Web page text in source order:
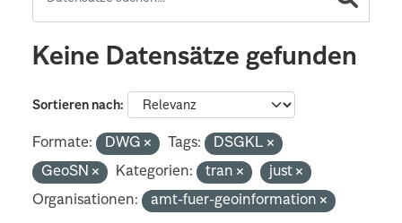
Keine Datensätze gefunden
Sortieren nach
Formate: DWG Tags:
DSGKL
GeoSN
Kategorien: tran
just
Organisationen:
amt-fuer-geoinformation